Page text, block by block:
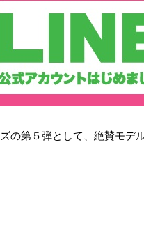
の第５弾として、絶賛モ